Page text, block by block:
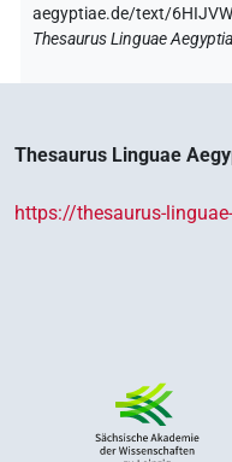
aegyptiae.de/text/
Thesaurus Linguae
Thesaurus Linguae
https://thesaurus-